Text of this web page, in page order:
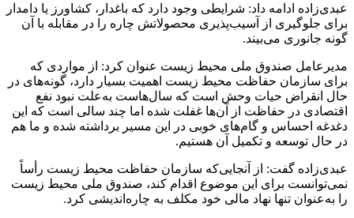
عبدی‌زاده ادامه داد: شرایطی وجود دارد که باغدار، کشاورز یا دامدار
برای جلوگیری از آسیب‌پذیری محصولاتش چاره را در مقابله با آن
گونه جانوری می‌بیند.
مدیرعامل صندوق ملی محیط زیست عنوان کرد: از مواردی که
برای سازمان حفاظت محیط زیست اهمیت بسیار دارد، گونه‌های در
حال انقراض حیات وحش است که سال‌هاست به‌علت نبود نفع
اقتصادی در حفاظت از آن‌ها غفلت شده اما چند سالی است که این
دغدغه احساس و گام‌های خوبی در این مسیر برداشته شده و ما هم
در حال توسعه و تکمیل آن هستیم.
عبدی‌زاده گفت: از آنجایی‌که سازمان حفاظت محیط زیست رأساً
نمی‌توانست برای این موضوع اقدام کند، صندوق ملی محیط زیست
را به‌عنوان تنها نهاد مالی خود مکلف به چاره‌اندیشی کرد.